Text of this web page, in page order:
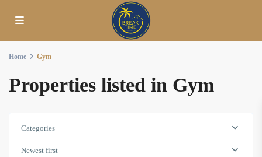
Home Gym
Properties listed in Gym
Categories
Newest first